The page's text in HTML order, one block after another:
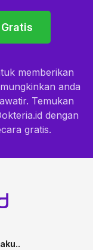
memberikan
anda
Temukan
dengan
gratis.